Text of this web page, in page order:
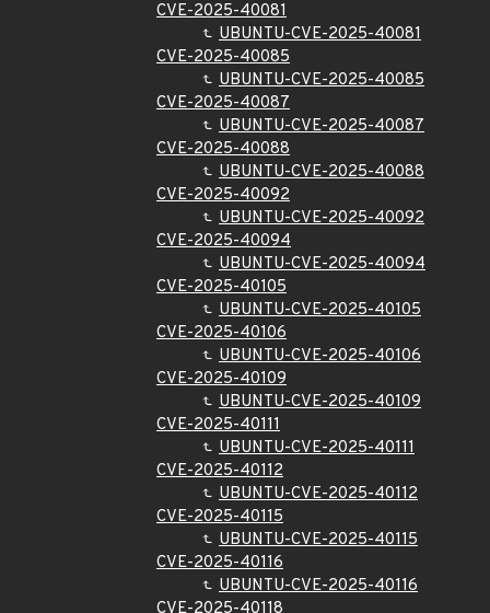
CVE-2025-40081
UBUNTU-CVE-2025-40081
CVE-2025-40085
UBUNTU-CVE-2025-40085
CVE-2025-40087
UBUNTU-CVE-2025-40087
CVE-2025-40088
UBUNTU-CVE-2025-40088
CVE-2025-40092
UBUNTU-CVE-2025-40092
CVE-2025-40094
UBUNTU-CVE-2025-40094
CVE-2025-40105
UBUNTU-CVE-2025-40105
CVE-2025-40106
UBUNTU-CVE-2025-40106
CVE-2025-40109
UBUNTU-CVE-2025-40109
CVE-2025-40111
UBUNTU-CVE-2025-40111
CVE-2025-40112
UBUNTU-CVE-2025-40112
CVE-2025-40115
UBUNTU-CVE-2025-40115
CVE-2025-40116
UBUNTU-CVE-2025-40116